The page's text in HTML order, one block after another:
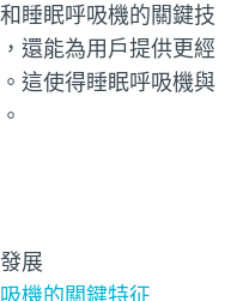
睡眠呼吸機的關鍵技
還能為用戶提供更經
這使得睡眠呼吸機與
展
機的關鍵特征